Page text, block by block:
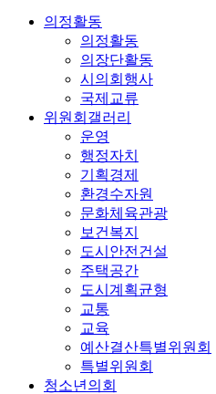
의정활동
의정활동
의장단활동
시의회행사
국제교류
위원회갤러리
운영
행정자치
기획경제
환경수자원
문화체육관광
보건복지
도시안전건설
주택공간
도시계획균형
교통
교육
예산결산특별위원회
특별위원회
청소년의회